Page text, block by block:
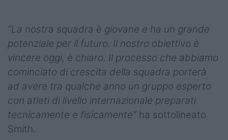
“La nostra squadra è giovane e ha un grande
potenziale per il futuro. Il nostro obiettivo è
vincere oggi, è chiaro. Il processo che abbiamo
cominciato di crescita della squadra porterà
ad avere tra qualche anno un gruppo esperto
con atleti di livello internazionale preparati
tecnicamente e fisicamente” ha sottolineato
Smith.